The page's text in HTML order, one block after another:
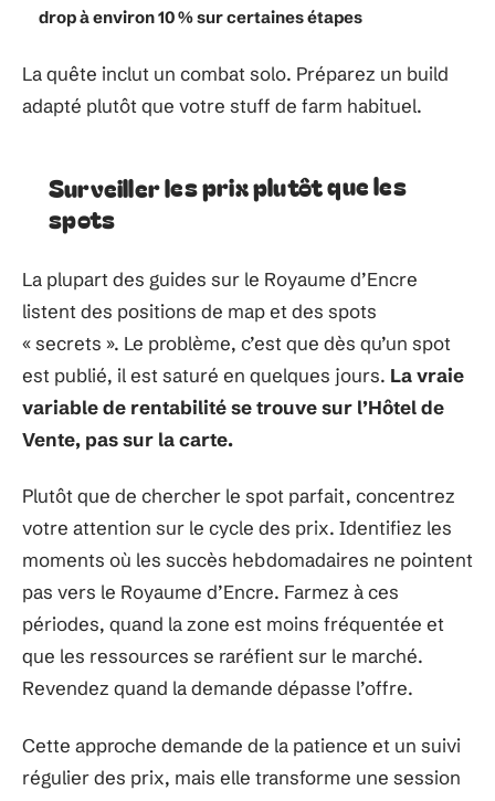
drop à environ 10 % sur certaines étapes
La quête inclut un combat solo. Préparez un build
adapté plutôt que votre stuff de farm habituel.
Surveiller les prix plutôt que les
spots
La plupart des guides sur le Royaume d’Encre
listent des positions de map et des spots
« secrets ». Le problème, c’est que dès qu’un spot
est publié, il est saturé en quelques jours. La vraie
variable de rentabilité se trouve sur l’Hôtel de
Vente, pas sur la carte.
Plutôt que de chercher le spot parfait, concentrez
votre attention sur le cycle des prix. Identifiez les
moments où les succès hebdomadaires ne pointent
pas vers le Royaume d’Encre. Farmez à ces
périodes, quand la zone est moins fréquentée et
que les ressources se raréfient sur le marché.
Revendez quand la demande dépasse l’offre.
Cette approche demande de la patience et un suivi
régulier des prix, mais elle transforme une session